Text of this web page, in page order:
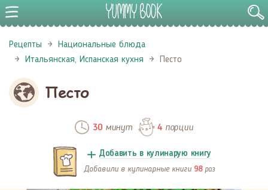
Рецепты
Национальные блюда
Итальянская, Испанская кухня
Песто
Песто
30минут 4порции
Добавить в кулинарую книгу
Добавили в кулинарные книги 98 раз